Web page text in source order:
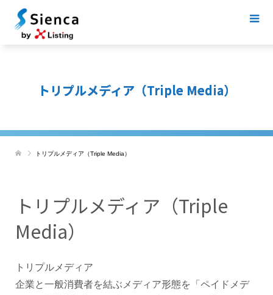
トリプルメディア（Triple Media）
トリプルメディア（Triple Media）
トリプルメディア（Triple
Media）
トリプルメディア
企業と一般消費者を結ぶメディア形態を「ペイドメデ